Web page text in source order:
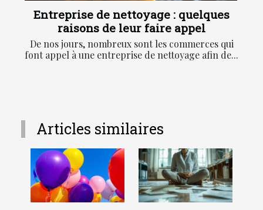
Entreprise de nettoyage : quelques
raisons de leur faire appel
De nos jours, nombreux sont les commerces qui
font appel à une entreprise de nettoyage afin de...
Articles similaires